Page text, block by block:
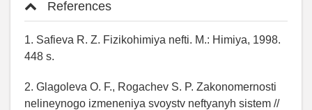
References
1. Safieva R. Z. Fizikohimiya nefti. M.: Himiya, 1998.
448 s.
2. Glagoleva O. F., Rogachev S. P. Zakonomernosti
nelineynogo izmeneniya svoystv neftyanyh sistem //